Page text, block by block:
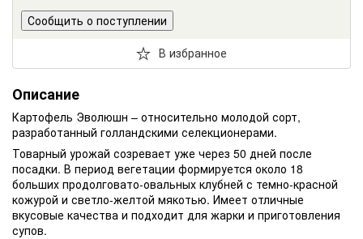
Сообщить о поступлении
В избранное
Описание
Картофель Эволюшн – относительно молодой сорт,
разработанный голландскими селекционерами.
Товарный урожай созревает уже через 50 дней после
посадки. В период вегетации формируется около 18
больших продолговато-овальных клубней с темно-красной
кожурой и светло-желтой мякотью. Имеет отличные
вкусовые качества и подходит для жарки и приготовления
супов.